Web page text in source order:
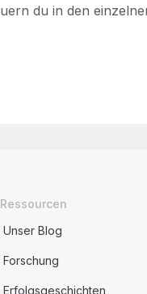
du in den
Ressourcen
Unser Blog
Forschung
Erfolgsgeschichten